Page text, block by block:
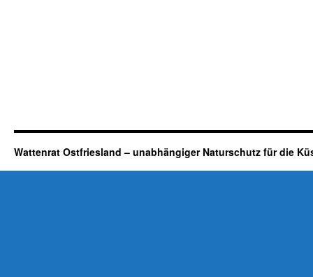
Wattenrat Ostfriesland – unabhängiger Naturschutz für die